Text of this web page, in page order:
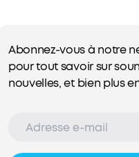
Abonnez-vous à notre
pour tout savoir sur
nouvelles, et bien plus